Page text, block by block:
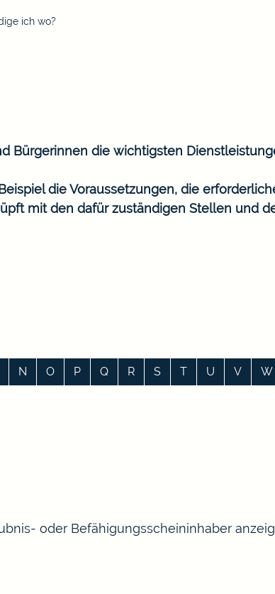
ich wo?
Bürgerinnen die wichtigsten
die Voraussetzungen, die
mit den dafür zuständigen Stellen und
N O P Q R S T U V W
oder Befähigungsscheininhaber